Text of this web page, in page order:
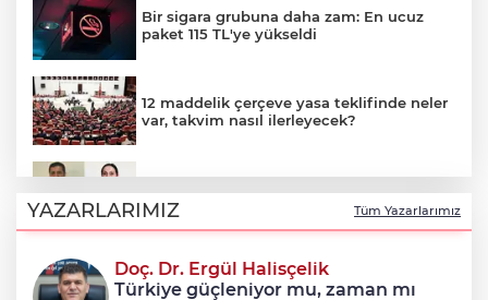
Bir sigara grubuna daha zam: En ucuz
paket 115 TL'ye yükseldi
12 maddelik çerçeve yasa teklifinde neler
var, takvim nasıl ilerleyecek?
tahliye olacak mı?
12 maddelik 'çerçeve yasa' teklifinin tam
metni
YAZARLARIMIZ Tüm Yazarlarımız
Doç. Dr. Ergül Halisçelik
Türkiye güçleniyor mu, zaman mı